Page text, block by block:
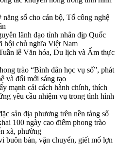
số cho cán bộ, Tổ công nghệ
lãnh đạo tỉnh nhân dịp Quốc
hội chủ nghĩa Việt Nam
lễ Văn hóa, Du lịch và Ẩm thực
trào “Bình dân học vụ số”, phát
và đổi mới sáng tạo
mạnh cải cách hành chính, thích
yêu cầu nhiệm vụ trong tình hình
sản địa phương trên nền tảng số
100 ngày cao điểm phong trào
xã, phường
buôn bán, vận chuyển, giết mổ lợn